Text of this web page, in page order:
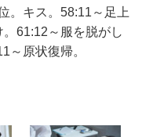
。キス。58:11～足上
61:12～服を脱がし
～原状復帰。